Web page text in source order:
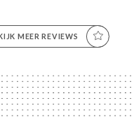
MEER REVIEWS